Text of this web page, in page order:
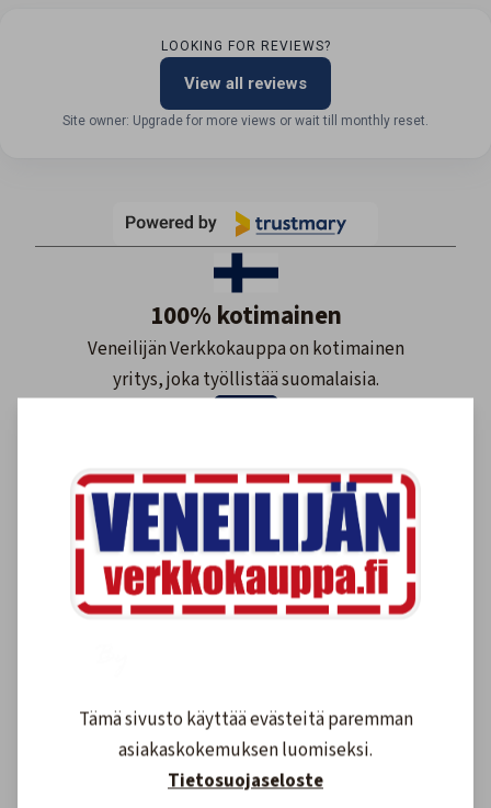
LOOKING FOR REVIEWS?
View all reviews
Site owner: Upgrade for more views or wait till monthly reset.
100% kotimainen
Veneilijän Verkkokauppa on kotimainen
yritys, joka työllistää suomalaisia.
Maksutavat
Meillä maksat monipuolisesti ja
turvallisesti.
Nopea toimitus
Asiakaspalvelu
020 755 8926
Tämä sivusto käyttää evästeitä paremman
asiakaskokemuksen luomiseksi.
Tietosuojaseloste